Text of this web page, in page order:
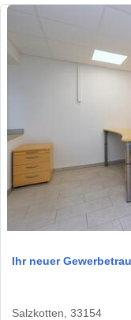
Ihr neuer
Salzkotten, 33154